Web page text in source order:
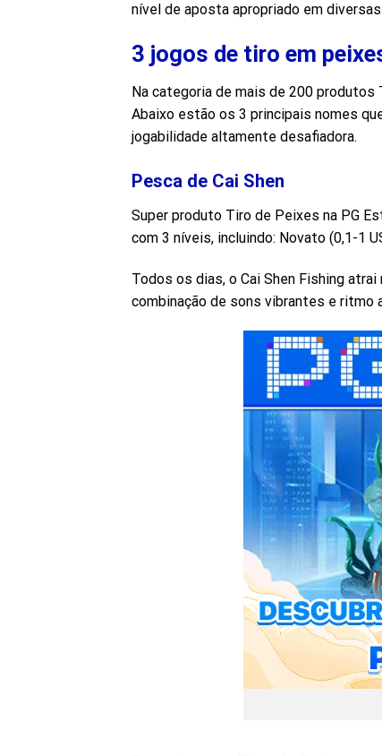
nível de aposta apropriado em
3 jogos de tiro em
Na categoria de mais de 200
Abaixo estão os 3 principais nomes
jogabilidade altamente desafiadora.
Pesca de Cai Shen
Super produto Tiro de Peixes na PG
com 3 níveis, incluindo: Novato (0,1-1
Todos os dias, o Cai Shen Fishing
combinação de sons vibrantes e ritmo